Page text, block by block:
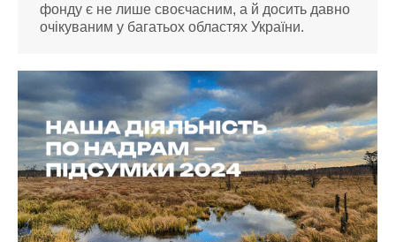
фонду є не лише своєчасним, а й досить давно
очікуваним у багатьох областях України.